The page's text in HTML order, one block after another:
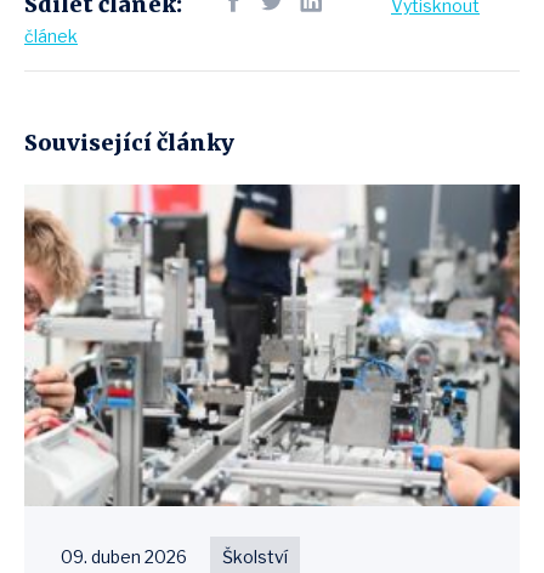
Vytisknout
článek
Související články
09. duben 2026 Školství